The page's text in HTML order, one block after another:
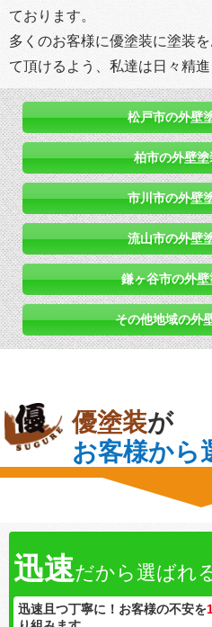
ております。
多くのお客様に優塗装に塗装
て頂けるよう、私達は日々精進
松戸市の外壁
柏市の外壁
市川市の外壁
流山市の外壁
鎌ヶ谷市の外
その他地域の外
優塗装が
お客様から
迅速だから選ばれ
迅速且つ丁寧に！お客様の不安を